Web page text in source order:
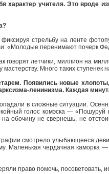
учителя. Это вроде
стрельбу на ленте
«Молодые перенимают почерк
летчики, миллион на
Много таких ступенек
Появились новые
ленинизма. Каждая
в сложные ситуации.
голос комэска — «Пошуруй
обочину не свернешь, не
смотрело улыбающееся
Маленькая чердачная каморка
право помочь, посоветовать,